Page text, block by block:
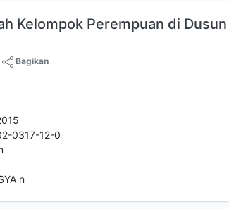
Kelompok Perempuan di Dusun
Bagikan
0317-12-0
n